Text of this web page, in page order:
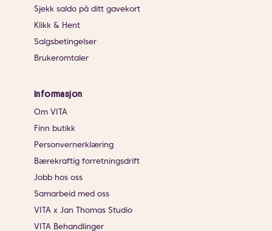
Sjekk saldo på ditt gavekort
Klikk & Hent
Salgsbetingelser
Brukeromtaler
Informasjon
Om VITA
Finn butikk
Personvernerklæring
Bærekraftig forretningsdrift
Jobb hos oss
Samarbeid med oss
VITA x Jan Thomas Studio
VITA Behandlinger